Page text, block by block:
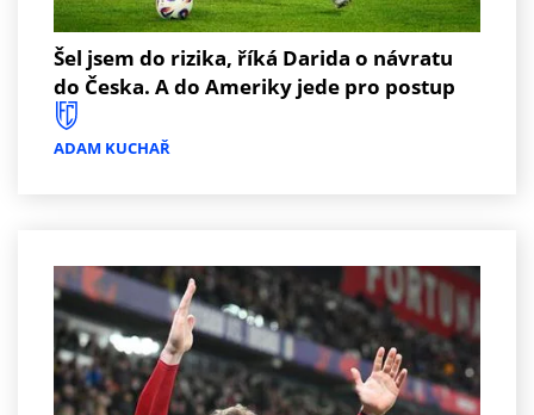
Šel jsem do rizika, říká Darida o návratu
do Česka. A do Ameriky jede pro postup
ADAM KUCHAŘ